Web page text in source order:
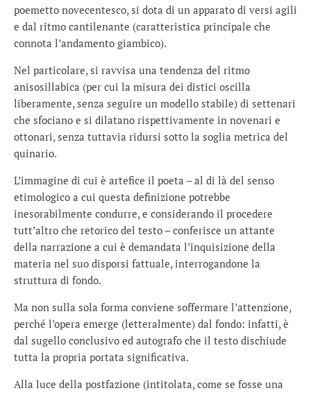
poemetto novecentesco, si dota di un apparato di versi agili
e dal ritmo cantilenante (caratteristica principale che
connota l’andamento giambico).
Nel particolare, si ravvisa una tendenza del ritmo
anisosillabica (per cui la misura dei distici oscilla
liberamente, senza seguire un modello stabile) di settenari
che sfociano e si dilatano rispettivamente in novenari e
ottonari, senza tuttavia ridursi sotto la soglia metrica del
quinario.
L’immagine di cui è artefice il poeta – al di là del senso
etimologico a cui questa definizione potrebbe
inesorabilmente condurre, e considerando il procedere
tutt’altro che retorico del testo – conferisce un attante
della narrazione a cui è demandata l’inquisizione della
materia nel suo disporsi fattuale, interrogandone la
struttura di fondo.
Ma non sulla sola forma conviene soffermare l’attenzione,
perché l’opera emerge (letteralmente) dal fondo: infatti, è
dal sugello conclusivo ed autografo che il testo dischiude
tutta la propria portata significativa.
Alla luce della postfazione (intitolata, come se fosse una